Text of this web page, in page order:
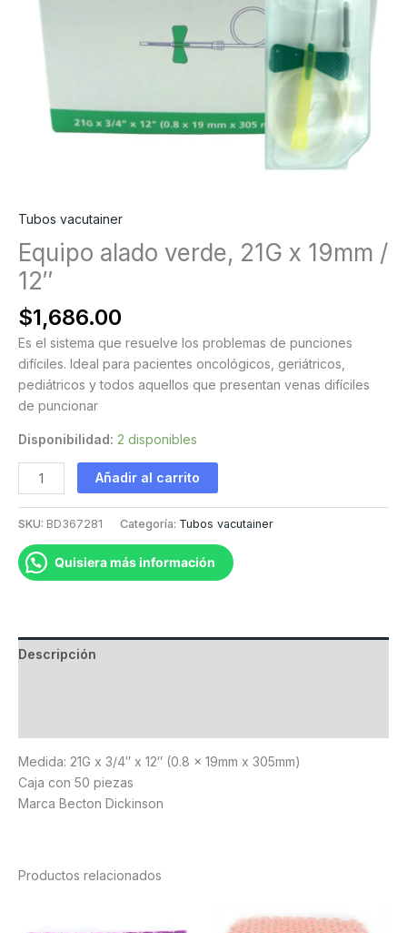
Tubos vacutainer
Equipo alado verde, 21G x 19mm /
12″
$1,686.00
Es el sistema que resuelve los problemas de punciones
difíciles. Ideal para pacientes oncológicos, geriátricos,
pediátricos y todos aquellos que presentan venas difíciles
de puncionar
Disponibilidad: 2 disponibles
Equipo
alado
x
19mm
cantidad
Añadir al carrito
SKU: BD367281 Categoría: Tubos vacutainer
Quisiera más información
Descripción
Medida: 21G x 3/4″ x 12″ (0.8 x 19mm x 305mm)
Caja con 50 piezas
Marca Becton Dickinson
Productos relacionados